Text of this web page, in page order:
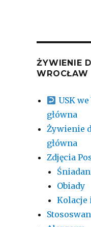
ŻYWIENIE
WROCŁAW
USK
główna
Żywienie
główna
Zdjęcia
Obiady